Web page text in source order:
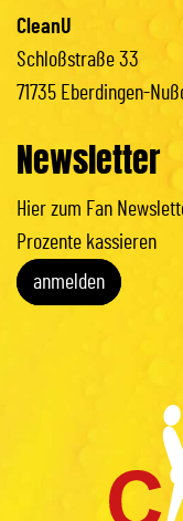
CleanU
Schloßstraße 33
71735 Eberdingen-
Newsletter
Hier zum Fan
Prozente kassieren
anmelden